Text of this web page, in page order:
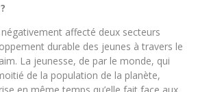
affecté deux secteurs
durable des jeunes à travers le
La jeunesse, de par le monde, qui
de la population de la planète,